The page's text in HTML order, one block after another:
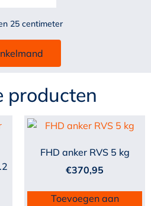
25 centimeter
producten
FHD anker RVS 5 kg
€370,95
Toevoegen aan